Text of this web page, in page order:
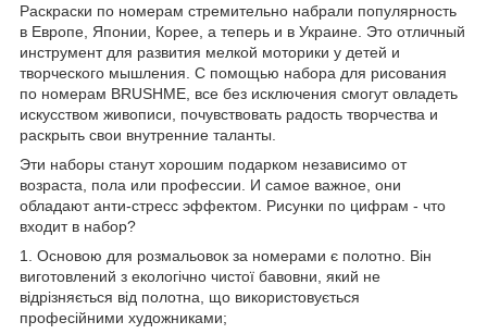
Раскраски по номерам стремительно набрали популярность
в Европе, Японии, Корее, а теперь и в Украине. Это отличный
инструмент для развития мелкой моторики у детей и
творческого мышления. С помощью набора для рисования
по номерам BRUSHME, все без исключения смогут овладеть
искусством живописи, почувствовать радость творчества и
раскрыть свои внутренние таланты.
Эти наборы станут хорошим подарком независимо от
возраста, пола или профессии. И самое важное, они
обладают анти-стресс эффектом. Рисунки по цифрам - что
входит в набор?
1. Основою для розмальовок за номерами є полотно. Він
виготовлений з екологічно чистої бавовни, який не
відрізняється від полотна, що використовується
професійними художниками;